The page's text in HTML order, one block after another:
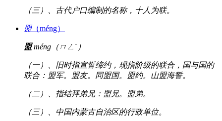
（三）、古代户口编制的名称，十人为联。
盟（méng）
盟méng（ㄇㄥˊ）
（一）、旧时指宣誓缔约，现指阶级的联合，国与国的
联合：盟军。盟友。同盟国。盟约。山盟海誓。
（二）、指结拜弟兄：盟兄。盟弟。
（三）、中国内蒙古自治区的行政单位。